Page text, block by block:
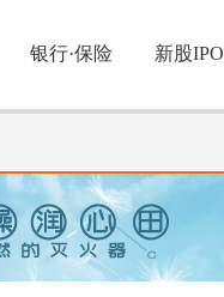
银行·保险 新股IPO